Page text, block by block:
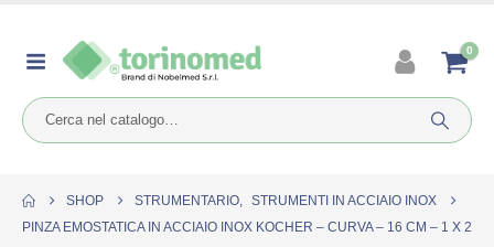
0
SHOP STRUMENTARIO, STRUMENTI IN ACCIAIO INOX
PINZA EMOSTATICA IN ACCIAIO INOX KOCHER – CURVA – 16 CM – 1 X 2